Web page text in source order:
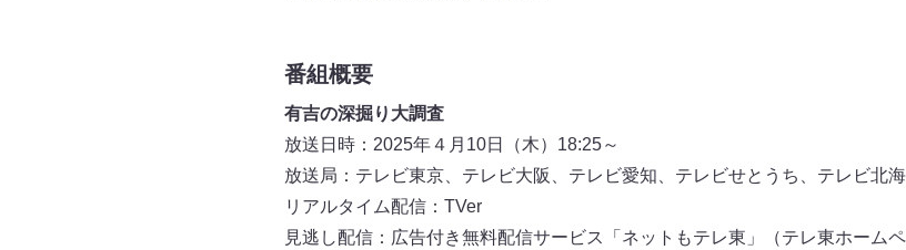
番組概要
有吉の深掘り大調査
放送日時：2025年４月10日（木）18:25～
放送局：テレビ東京、テレビ大阪、テレビ愛知、テレビせとうち、テレビ北
リアルタイム配信：TVer
見逃し配信：広告付き無料配信サービス「ネットもテレ東」（テレ東ホーム